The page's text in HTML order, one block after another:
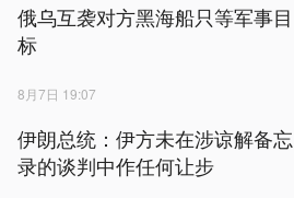
俄乌互袭对方黑海船只等军事目
标
8月7日 19:07
伊朗总统：伊方未在涉谅解备忘
录的谈判中作任何让步